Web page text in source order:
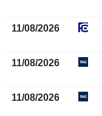
11/08/2026
11/08/2026
11/08/2026